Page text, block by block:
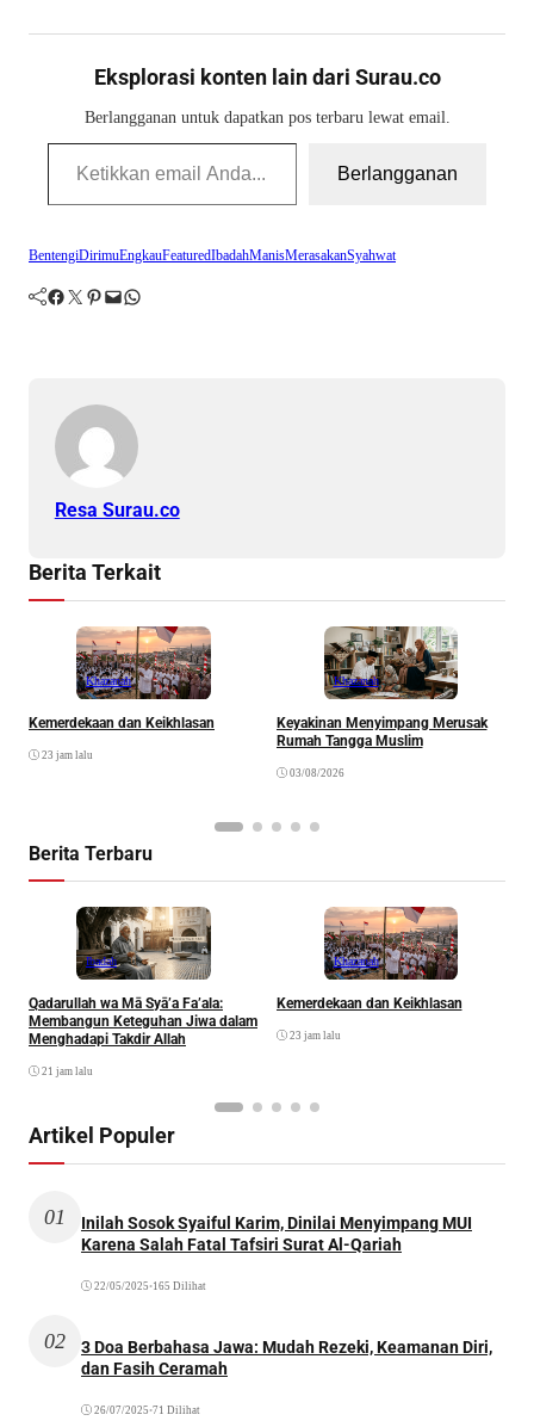
Eksplorasi konten lain dari Surau.co
Berlangganan untuk dapatkan pos terbaru lewat email.
Ketikkan email Anda...
Berlangganan
BentengiDirimuEngkauFeaturedIbadahManisMerasakanSyahwat
Facebook Twitter Pinterest Mail WhatsApp
Resa Surau.co
Berita Terkait
Khazanah
Kemerdekaan dan Keikhlasan
23 jam lalu
Khazanah
Keyakinan Menyimpang Merusak
Rumah Tangga Muslim
03/08/2026
Berita Terbaru
Ibadah
Qadarullah wa Mā Syā’a Fa’ala:
Membangun Keteguhan Jiwa dalam
Menghadapi Takdir Allah
21 jam lalu
Khazanah
Kemerdekaan dan Keikhlasan
23 jam lalu
Artikel Populer
01
Inilah Sosok Syaiful Karim, Dinilai Menyimpang MUI
Karena Salah Fatal Tafsiri Surat Al-Qariah
22/05/2025 •165 Dilihat
02
3 Doa Berbahasa Jawa: Mudah Rezeki, Keamanan Diri,
dan Fasih Ceramah
26/07/2025 •71 Dilihat